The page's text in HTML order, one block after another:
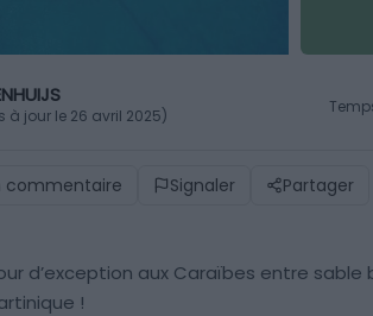
à jour le 26 avril 2025)
commentaire Signaler Partager
d’exception aux Caraïbes entre
!